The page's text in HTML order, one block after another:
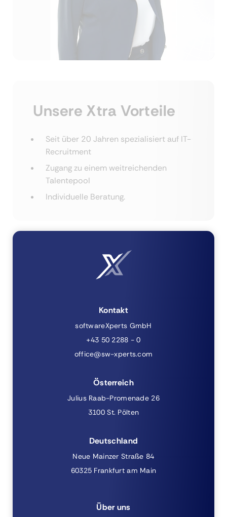
Unsere Xtra Vorteile
Seit über 20 Jahren spezialisiert auf IT-
Recruitment
Zugang zu einem weitreichenden
Talentepool
Individuelle Beratung.
Kontakt
softwareXperts GmbH
+43 50 2288 - 0
office@sw-xperts.com
Österreich
Julius Raab-Promenade 26
3100 St. Pölten
Deutschland
Neue Mainzer Straße 84
60325 Frankfurt am Main
Über uns